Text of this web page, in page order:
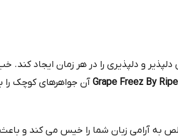
آن جواهرهای کوچک را
خالص به آرامی زبان شما را خیس می کند